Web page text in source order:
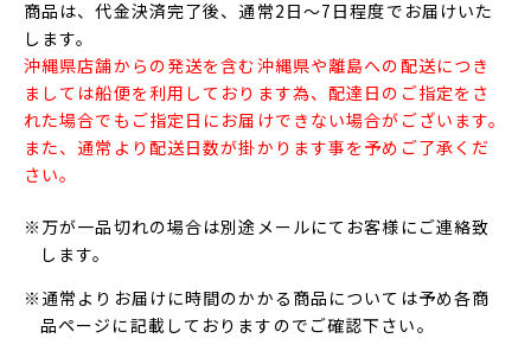
商品は、代金決済完了後、通常2日～7日程度でお届けいた
します。
沖縄県店舗からの発送を含む沖縄県や離島への配送につき
ましては船便を利用しております為、配達日のご指定をさ
れた場合でもご指定日にお届けできない場合がございます。
また、通常より配送日数が掛かります事を予めご了承くだ
さい。
※万が一品切れの場合は別途メールにてお客様にご連絡致
します。
※通常よりお届けに時間のかかる商品については予め各商
品ページに記載しておりますのでご確認下さい。